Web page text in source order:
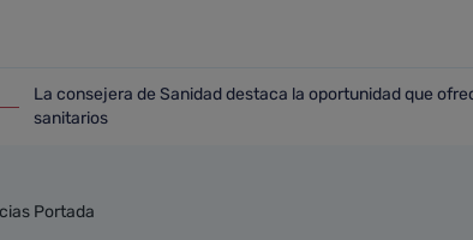
consejera de Sanidad destaca la oportunidad
La consejera de Sanidad destaca la oportunidad que
sanitarios
Portada